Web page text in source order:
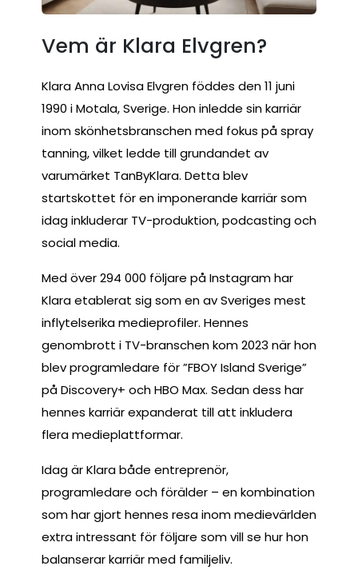
Vem är Klara Elvgren?
Klara Anna Lovisa Elvgren föddes den 11 juni
1990 i Motala, Sverige. Hon inledde sin karriär
inom skönhetsbranschen med fokus på spray
tanning, vilket ledde till grundandet av
varumärket TanByKlara. Detta blev
startskottet för en imponerande karriär som
idag inkluderar TV-produktion, podcasting och
social media.
Med över 294 000 följare på Instagram har
Klara etablerat sig som en av Sveriges mest
inflytelserika medieprofiler. Hennes
genombrott i TV-branschen kom 2023 när hon
blev programledare för ”FBOY Island Sverige”
på Discovery+ och HBO Max. Sedan dess har
hennes karriär expanderat till att inkludera
flera medieplattformar.
Idag är Klara både entreprenör,
programledare och förälder – en kombination
som har gjort hennes resa inom medievärlden
extra intressant för följare som vill se hur hon
balanserar karriär med familjeliv.